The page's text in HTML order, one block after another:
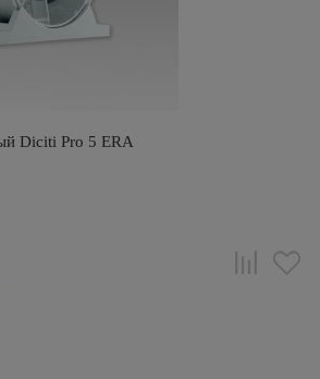
Diciti Pro 5 ERA